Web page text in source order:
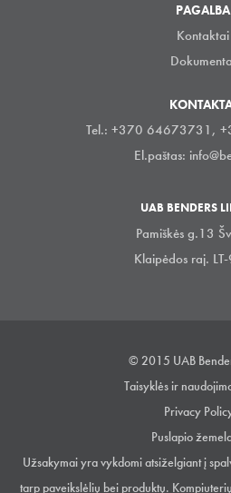
PAGALBA
Kontaktai
Tel.: +370 64673731,
El.paštas:
UAB BENDERS
Pamiškės g.13
Klaipėdos raj.
© 2015 UAB
Taisyklės ir
Privacy
Puslapio
Užsakymai yra vykdomi atsiželgiant į
tarp paveikslėlių bei produktų.